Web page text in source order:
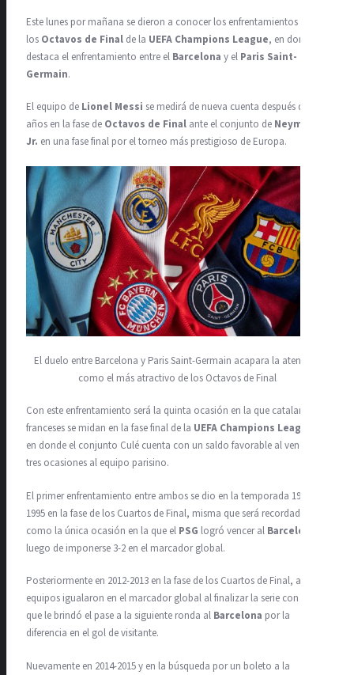
Este lunes por mañana se dieron a conocer los enfrentamientos de
los Octavos de Final de la UEFA Champions League, en donde
destaca el enfrentamiento entre el Barcelona y el Paris Saint-
Germain.
El equipo de Lionel Messi se medirá de nueva cuenta después de tres
años en la fase de Octavos de Final ante el conjunto de Neymar
Jr. en una fase final por el torneo más prestigioso de Europa.
El duelo entre Barcelona y Paris Saint-Germain acapara la atención
como el más atractivo de los Octavos de Final
Con este enfrentamiento será la quinta ocasión en la que catalanes y
franceses se midan en la fase final de la UEFA Champions League
en donde el conjunto Culé cuenta con un saldo favorable al vencer en
tres ocasiones al equipo parisino.
El primer enfrentamiento entre ambos se dio en la temporada 1994-
1995 en la fase de los Cuartos de Final, misma que será recordada
como la única ocasión en la que el PSG logró vencer al Barcelona
luego de imponerse 3-2 en el marcador global.
Posteriormente en 2012-2013 en la fase de los Cuartos de Final, ambos
equipos igualaron en el marcador global al finalizar la serie con un 3-3
que le brindó el pase a la siguiente ronda al Barcelona por la
diferencia en el gol de visitante.
Nuevamente en 2014-2015 y en la búsqueda por un boleto a la